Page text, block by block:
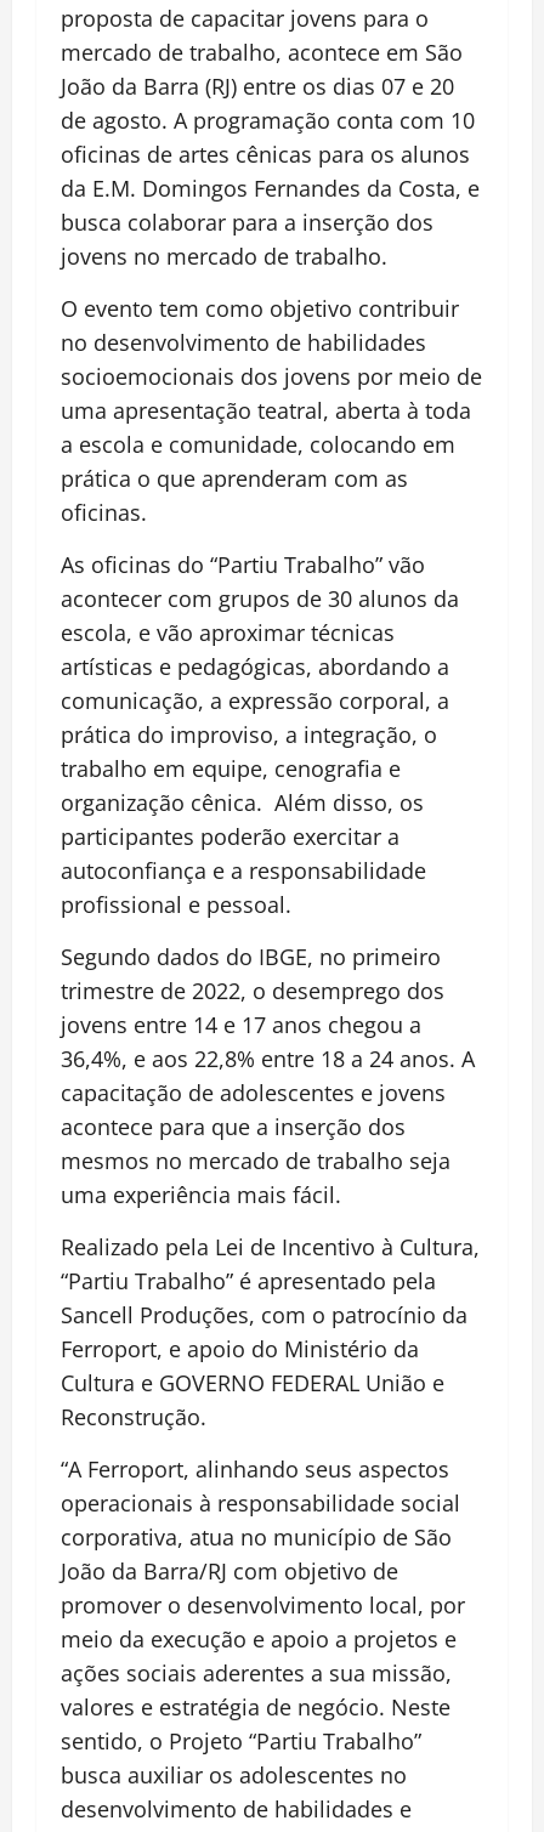
proposta de capacitar jovens para o
mercado de trabalho, acontece em São
João da Barra (RJ) entre os dias 07 e 20
de agosto. A programação conta com 10
oficinas de artes cênicas para os alunos
da E.M. Domingos Fernandes da Costa, e
busca colaborar para a inserção dos
jovens no mercado de trabalho.
O evento tem como objetivo contribuir
no desenvolvimento de habilidades
socioemocionais dos jovens por meio de
uma apresentação teatral, aberta à toda
a escola e comunidade, colocando em
prática o que aprenderam com as
oficinas.
As oficinas do “Partiu Trabalho” vão
acontecer com grupos de 30 alunos da
escola, e vão aproximar técnicas
artísticas e pedagógicas, abordando a
comunicação, a expressão corporal, a
prática do improviso, a integração, o
trabalho em equipe, cenografia e
organização cênica. Além disso, os
participantes poderão exercitar a
autoconfiança e a responsabilidade
profissional e pessoal.
Segundo dados do IBGE, no primeiro
trimestre de 2022, o desemprego dos
jovens entre 14 e 17 anos chegou a
36,4%, e aos 22,8% entre 18 a 24 anos. A
capacitação de adolescentes e jovens
acontece para que a inserção dos
mesmos no mercado de trabalho seja
uma experiência mais fácil.
Realizado pela Lei de Incentivo à Cultura,
“Partiu Trabalho” é apresentado pela
Sancell Produções, com o patrocínio da
Ferroport, e apoio do Ministério da
Cultura e GOVERNO FEDERAL União e
Reconstrução.
“A Ferroport, alinhando seus aspectos
operacionais à responsabilidade social
corporativa, atua no município de São
João da Barra/RJ com objetivo de
promover o desenvolvimento local, por
meio da execução e apoio a projetos e
ações sociais aderentes a sua missão,
valores e estratégia de negócio. Neste
sentido, o Projeto “Partiu Trabalho”
busca auxiliar os adolescentes no
desenvolvimento de habilidades e